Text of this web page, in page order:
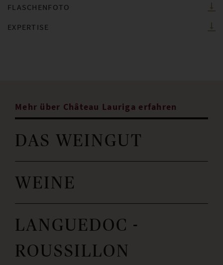
FLASCHENFOTO
EXPERTISE
Mehr über Château Lauriga erfahren
DAS WEINGUT
WEINE
LANGUEDOC -
ROUSSILLON